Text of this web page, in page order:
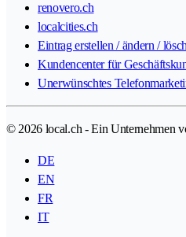
renovero.ch
localcities.ch
Eintrag erstellen / ändern /
Kundencenter für
Unerwünschtes
© 2026 local.ch - Ein Unternehmen
DE
EN
FR
IT